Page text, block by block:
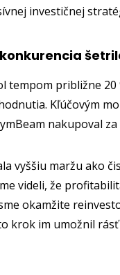
investičnej
tempom približne
Kľúčovým
nakupoval
vyššiu maržu ako
videli, že
okamžite
krok im umožnil